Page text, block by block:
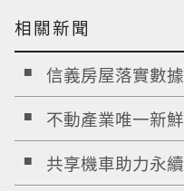
相關新聞
信義房屋落實數
不動產業唯一新
共享機車助力永